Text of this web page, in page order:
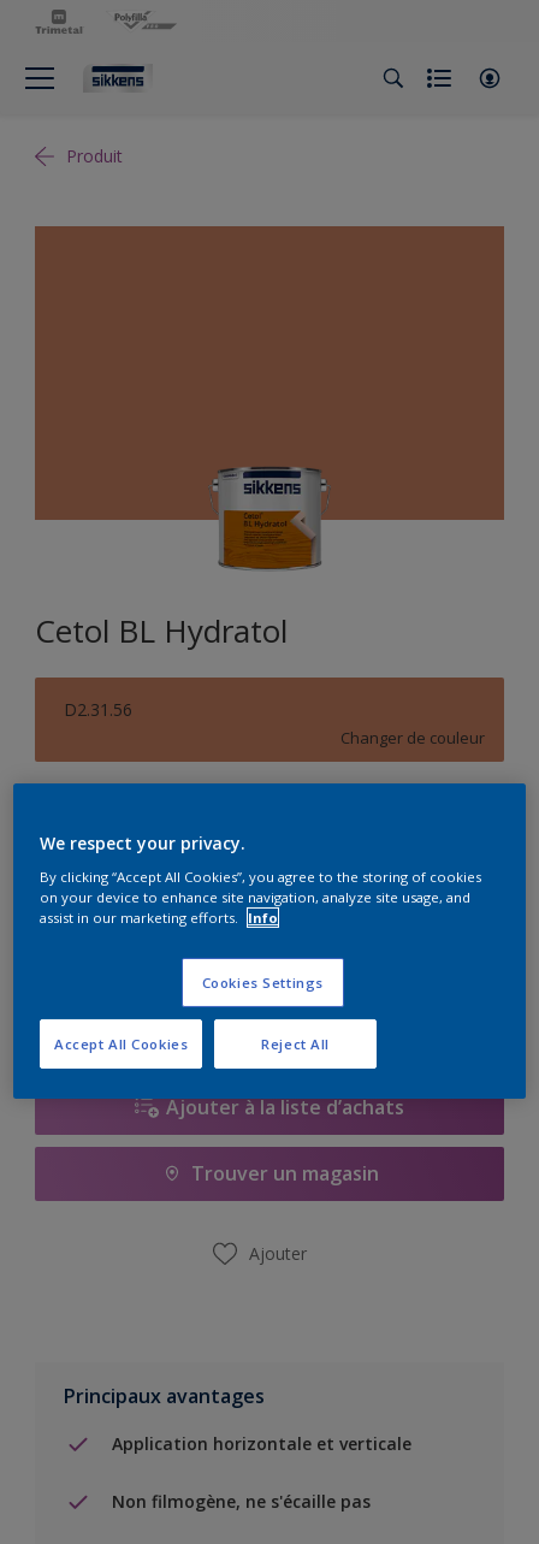
Produit
Cetol BL Hydratol
D2.31.56
Changer de couleur
2,5L
Quantité Calculateur de peinture
Calculer
Ajouter à la liste d’achats
Trouver un magasin
Ajouter
Principaux avantages
Application horizontale et verticale
Non filmogène, ne s'écaille pas
We respect your privacy.
By clicking “Accept All Cookies”, you agree to the storing of cookies
on your device to enhance site navigation, analyze site usage, and
assist in our marketing efforts.
Info
Cookies Settings
Reject All
Accept All Cookies